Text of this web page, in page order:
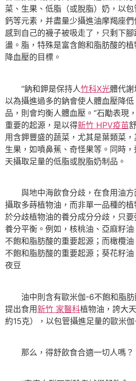
菜、生果、低脂（或脫脂）奶，以包
鈣等元素，并盡量少攝進油摩羯座
感到自己的襪子被吸走了，只剩下
盪。脂，特殊是富含飽和脂肪酸的
降血壓的目標。
“鈉和鉀是保持人竹科X光體代謝
以為攝進過多的鈉會使人體血壓降
品，則會均衡人體血壓。”石勱表現
重要的起源，是以得新竹 HPV疫苗
用含鉀豐盛的蔬菜，尤其是葉類菜
生果，如噴鼻蕉、奇怪果等。同時
天攝取足量的低脂或脫脂奶制品。
與地中海飲食分歧，在食用油方
攝取多蒔植物油，而非單一品種的植
於分歧植物油的養分成分分歧，只
養分平衡。例如，核桃油、亞麻籽
不飽和脂肪酸的重要起源；而橄欖
不飽和脂肪酸的重要起源；葵花籽
夜豆
油中則含有歐米伽-6不飽和脂肪
提出食用新竹 家醫科植物油，誇大
約15克），以包管攝進足量的歐米
那么，得舒飲食合適一切人嗎？